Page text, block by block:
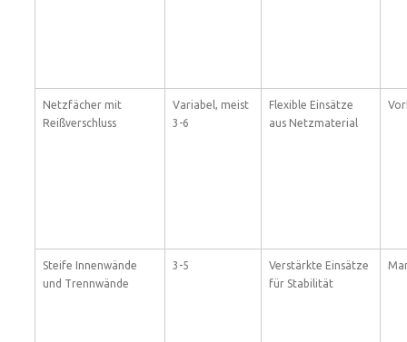
Netzfächer mit
Reißverschluss
Variabel, meist
3-6
Flexible Einsätze
aus Netzmaterial
Steife Innenwände
und Trennwände
3-5
Verstärkte Einsätze
für Stabilität